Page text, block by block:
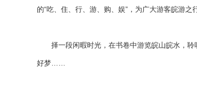
的“吃、住、行、游、购、娱”，为广大游客皖游之
择一段闲暇时光，在书卷中游览皖山皖水，聆
好梦……